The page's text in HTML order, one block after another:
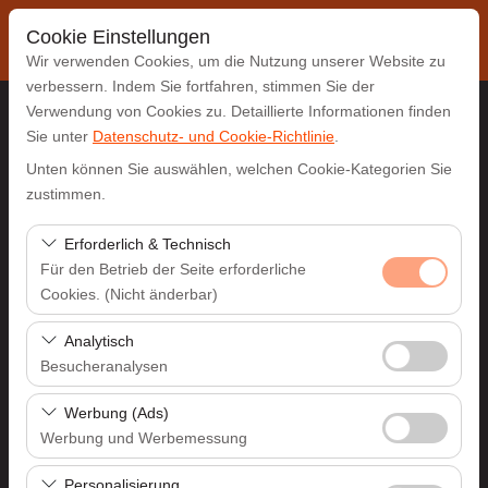
Cookie Einstellungen
Wir verwenden Cookies, um die Nutzung unserer Website zu
verbessern. Indem Sie fortfahren, stimmen Sie der
Verwendung von Cookies zu. Detaillierte Informationen finden
Sie unter Datenschutz- und Cookie-Richtlinie
Unten können Sie auswählen, welchen Cookie-Kategorien Sie
zustimmen.
Erforderlich & Technisch
Für den Betrieb der Seite erforderliche
Cookies. (Nicht änderbar)
Diese Cookies sind für das ordnungsgemäße
Funktionieren der Website, die Sicherheit, die
Sitzungsverwaltung und grundlegende Funktionen
erforderlich. Sie können nicht deaktiviert werden.
Analytisch
Besucheranalysen
Diese Cookies ermöglichen es uns, zu analysieren, wie
unsere Website genutzt wird (Besucherzahl,
meistbesuchte Seiten, Nutzerverhalten). Diese Daten
werden verwendet, um die Leistung der Website zu
Werbung (Ads)
Werbung und Werbemessung
Diese Cookies ermöglichen es uns, Ihnen auf Ihre
Abholstation
Eine andere Rückgabestation auswählen
Abholdatum & Zeit
Rückgabedatum & Zeit